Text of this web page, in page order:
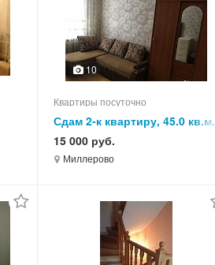
10
Квартиры посуточно
Сдам 2-к квартиру, 45.0 кв.м,
этаж 1 из 5
15 000 руб.
Миллерово